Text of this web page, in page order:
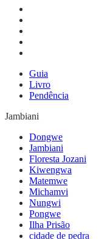
Guia
Livro
Pendência
Jambiani
Dongwe
Jambiani
Floresta Jozani
Kiwengwa
Matemwe
Michamvi
Nungwi
Pongwe
Ilha Prisão
cidade de pedra